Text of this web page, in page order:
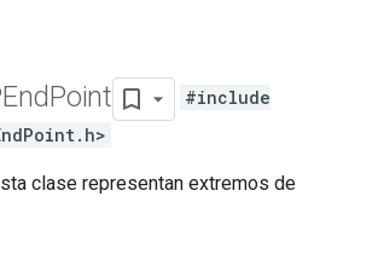
Point
#include
clase representan extremos de